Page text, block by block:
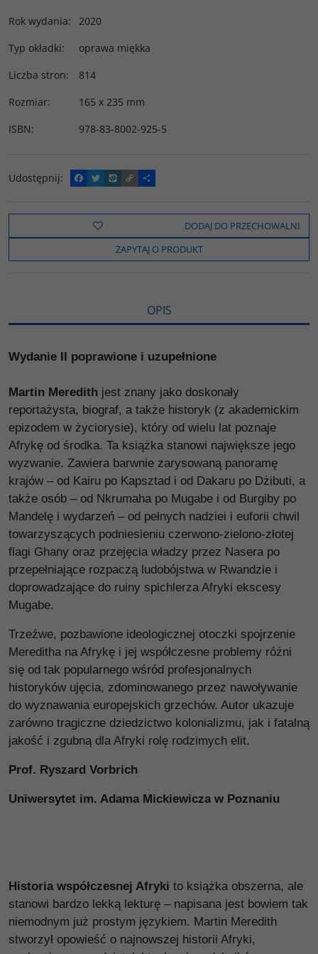
Rok wydania:
2020
Typ okładki:
oprawa miękka
Liczba stron:
814
Rozmiar:
165 x 235 mm
ISBN: 978-83-8002-925-5
Udostępnij:
F
a
e
o
k
T
w
t
t
e
W
y
o
C
o
y
i
n
k
P
o
z
e
l
s
DODAJ DO PRZECHOWALNI
ZAPYTAJ O PRODUKT
OPIS
Wydanie II poprawione i uzupełnione
Martin Meredith jest znany jako doskonały
reportażysta, biograf, a także historyk (z akademickim
epizodem w życiorysie), który od wielu lat poznaje
Afrykę od środka. Ta książka stanowi największe jego
wyzwanie. Zawiera barwnie zarysowaną panoramę
krajów – od Kairu po Kapsztad i od Dakaru po Dżibuti, a
także osób – od Nkrumaha po Mugabe i od Burgiby po
Mandelę i wydarzeń – od pełnych nadziei i euforii chwil
towarzyszących podniesieniu czerwono-zielono-złotej
flagi Ghany oraz przejęcia władzy przez Nasera po
przepełniające rozpaczą ludobójstwa w Rwandzie i
doprowadzające do ruiny spichlerza Afryki ekscesy
Mugabe.
Trzeźwe, pozbawione ideologicznej otoczki spojrzenie
Mereditha na Afrykę i jej współczesne problemy różni
się od tak popularnego wśród profesjonalnych
historyków ujęcia, zdominowanego przez nawoływanie
do wyznawania europejskich grzechów. Autor ukazuje
zarówno tragiczne dziedzictwo kolonializmu, jak i fatalną
jakość i zgubną dla Afryki rolę rodzimych elit.
Prof. Ryszard Vorbrich
Uniwersytet im. Adama Mickiewicza w Poznaniu
Historia współczesnej Afryki to książka obszerna, ale
stanowi bardzo lekką lekturę – napisana jest bowiem tak
niemodnym już prostym językiem. Martin Meredith
stworzył opowieść o najnowszej historii Afryki,